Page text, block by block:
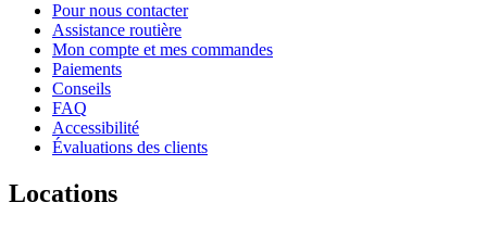
Pour nous contacter
Assistance routière
Mon compte et mes commandes
Paiements
Conseils
FAQ
Accessibilité
Évaluations des clients
Locations